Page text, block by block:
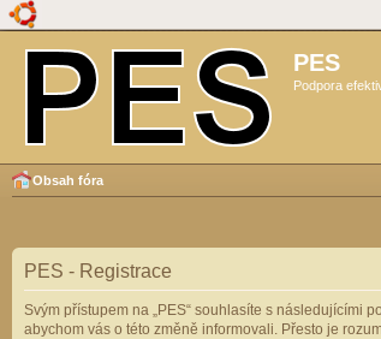
PES
Podpora
Obsah fóra
PES - Registrace
Svým přístupem na „PES“ souhlasíte s následujícími
abychom vás o této změně informovali. Přesto je